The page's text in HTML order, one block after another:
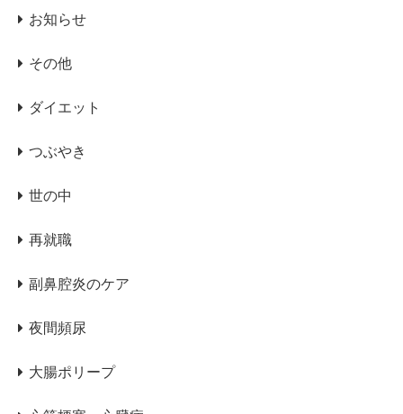
お知らせ
その他
ダイエット
つぶやき
世の中
再就職
副鼻腔炎のケア
夜間頻尿
大腸ポリープ